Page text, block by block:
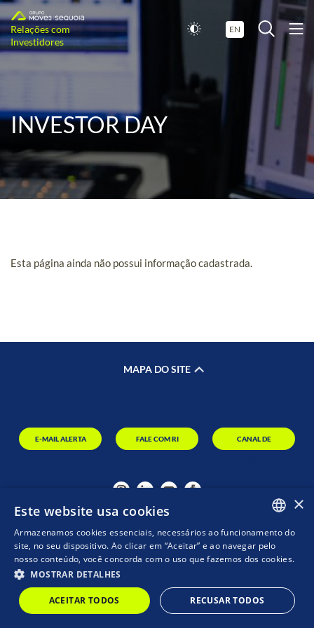
Relações com
Investidores
EN
INVESTOR DAY
Esta página ainda não possui informação cadastrada.
MAPA DO SITE
E-MAIL ALERTA FALE COM RI CANAL DE
POWERED BY
PORTUGUESE
ENGLISH
×
Este website usa cookies
Armazenamos cookies essenciais, necessários ao funcionamento do
site, no seu dispositivo. Ao clicar em “Aceitar” e ao navegar pelo
nosso conteúdo, você concorda com o uso que fazemos dos cookies.
MOSTRAR DETALHES
ACEITAR TODOS RECUSAR TODOS